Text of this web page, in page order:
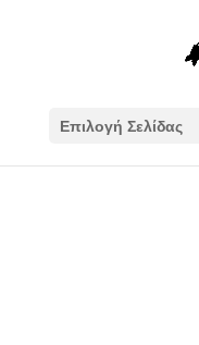
Επιλογή Σελίδας